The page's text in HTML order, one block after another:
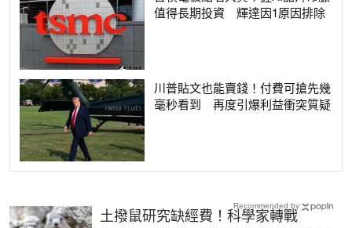
值得長期投資 輝達因1原因排除
川普貼文也能賣錢！付費可搶先幾
毫秒看到 再度引爆利益衝突質疑
土撥鼠研究缺經費！科學家轉戰
Recommended by